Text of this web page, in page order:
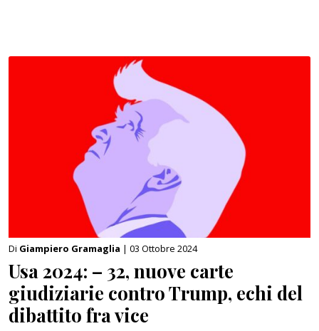
Di Giampiero Gramaglia | 03 Ottobre 2024
Usa 2024: – 32, nuove carte
giudiziarie contro Trump, echi del
dibattito fra vice